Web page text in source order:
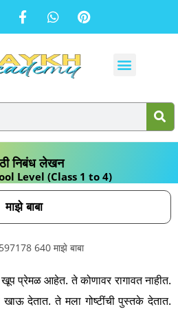
निबंध लेखन
Level (Class 1 to 4)
माझे बाबा
प्रेमळ आहेत. ते कोणावर रागावत नाहीत.
देतात. ते मला गोष्टींची पुस्तके देतात.